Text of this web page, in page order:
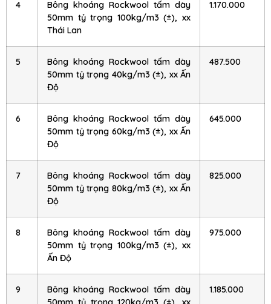
4
Bông khoáng Rockwool tấm dày
50mm tỷ trọng 100kg/m3 (±), xx
Thái Lan
1.170.000
5
Bông khoáng Rockwool tấm dày
50mm tỷ trọng 40kg/m3 (±), xx Ấn
Độ
487.500
6
Bông khoáng Rockwool tấm dày
50mm tỷ trọng 60kg/m3 (±), xx Ấn
Độ
645.000
7
Bông khoáng Rockwool tấm dày
50mm tỷ trọng 80kg/m3 (±), xx Ấn
Độ
825.000
8
Bông khoáng Rockwool tấm dày
50mm tỷ trọng 100kg/m3 (±), xx
Ấn Độ
975.000
9
Bông khoáng Rockwool tấm dày
1.185.000